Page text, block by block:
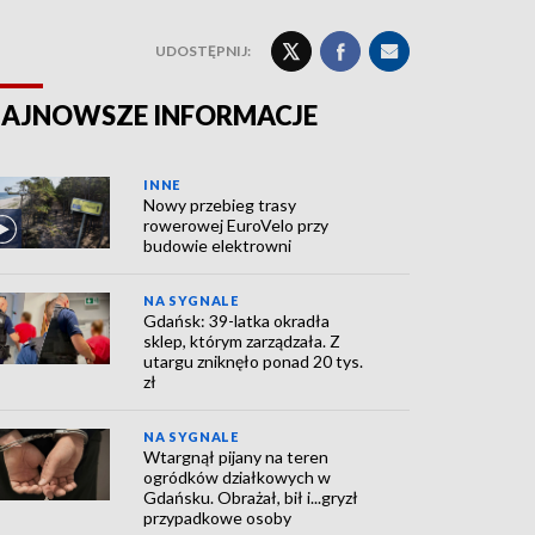
UDOSTĘPNIJ:
INFORMACJE
INNE
Nowy przebieg trasy
rowerowej EuroVelo przy
budowie elektrowni
NA SYGNALE
Gdańsk: 39-latka okradła
sklep, którym zarządzała. Z
utargu zniknęło ponad 20 tys.
zł
NA SYGNALE
Wtargnął pijany na teren
ogródków działkowych w
Gdańsku. Obrażał, bił i...gryzł
przypadkowe osoby